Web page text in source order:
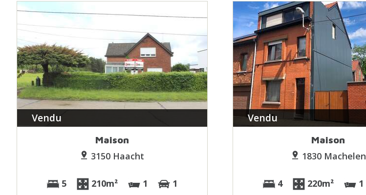
Vendu
Maison
3150 Haacht
5 210m² 1 1
Vendu
Maison
1830 Machelen
4 220m² 1